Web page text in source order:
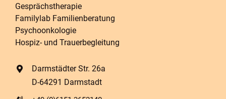
Gesprächstherapie
Familylab Familienberatung
Psychoonkologie
Hospiz- und Trauerbegleitung
Darmstädter Str. 26a
D-64291 Darmstadt